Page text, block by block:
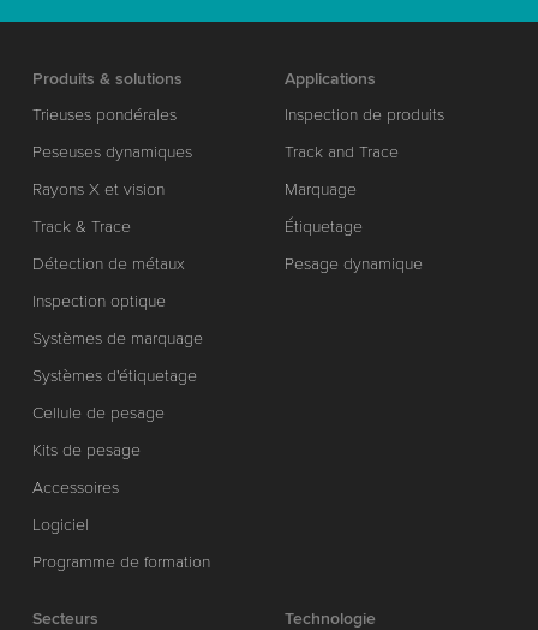
Produits & solutions
Trieuses pondérales
Peseuses dynamiques
Rayons X et vision
Track & Trace
Détection de métaux
Inspection optique
Systèmes de marquage
Systèmes d'étiquetage
Cellule de pesage
Kits de pesage
Accessoires
Logiciel
Programme de formation
Applications
Inspection de produits
Track and Trace
Marquage
Étiquetage
Pesage dynamique
Secteurs
Technologie